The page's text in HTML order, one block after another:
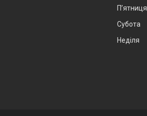
Пʼятниця
Субота
Неділя